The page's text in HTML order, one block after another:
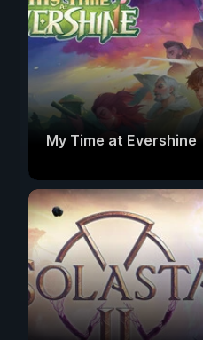
My Time at Evershine